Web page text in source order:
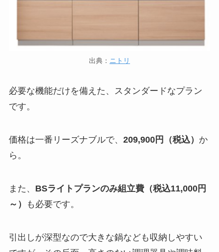
出典： ニトリ
必要な機能だけを備えた、スタンダードなプラン
です。
価格は一番リーズナブルで、 209,900円（税込） か
ら。
また、 BSライトプランのみ組立費（税込11,000円
～）
も必要です。
引出しが深型なので大きな鍋なども収納しやすい